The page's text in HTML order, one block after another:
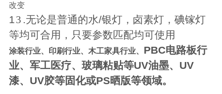
改变
1 3 .无论是普通的水/银灯，卤素灯，碘镓灯
等均可合用，只要参数匹配均可使用
涂装行业、印刷行业、木工家具行业、 PBC电路板行
业、军工医疗、玻璃粘贴等UV油墨、UV
漆、UV胶等固化或PS晒版等领域。